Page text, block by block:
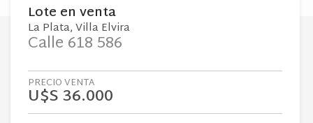
Lote en venta
La Plata Villa Elvira
Calle 618 586
PRECIO VENTA
U$S 36.000